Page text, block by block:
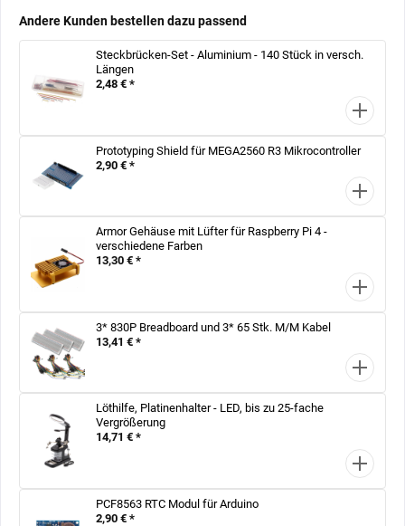
Andere Kunden bestellen dazu passend
Steckbrücken-Set - Aluminium - 140 Stück in versch.
Längen
2,48 € *
Prototyping Shield für MEGA2560 R3 Mikrocontroller
2,90 € *
Armor Gehäuse mit Lüfter für Raspberry Pi 4 -
verschiedene Farben
13,30 € *
3* 830P Breadboard und 3* 65 Stk. M/M Kabel
13,41 € *
Löthilfe, Platinenhalter - LED, bis zu 25-fache
Vergrößerung
14,71 € *
PCF8563 RTC Modul für Arduino
2,90 € *